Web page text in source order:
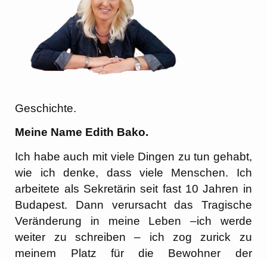
Geschichte.
Meine Name Edith Bako.
Ich habe auch mit viele Dingen zu tun gehabt,
wie ich denke, dass viele Menschen. Ich
arbeitete als Sekretärin seit fast 10 Jahren in
Budapest. Dann verursacht das Tragische
Veränderung in meine Leben –ich werde
weiter zu schreiben – ich zog zurick zu
meinem Platz für die Bewohner der